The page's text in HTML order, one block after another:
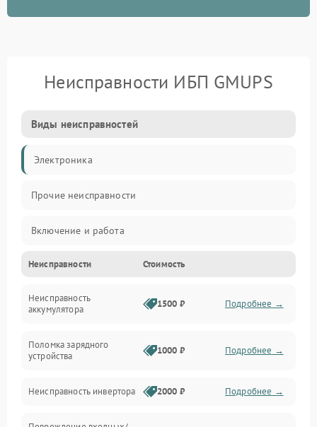
Неисправности ИБП GMUPS
Виды неисправностей
Электроника
Прочие неисправности
Включение и работа
Работа с нагрузкой
Звук и индикация
Неисправности Стоимость
Неисправность
аккумулятора
1500 ₽ Подробнее →
Поломка зарядного
устройства
1000 ₽ Подробнее →
Неисправность инвертора 2000 ₽ Подробнее →